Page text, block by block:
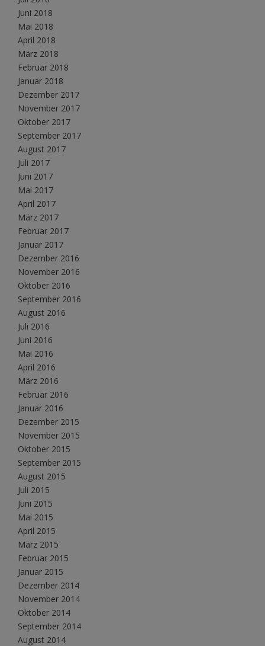
Juni 2018
Mai 2018
April 2018
März 2018
Februar 2018
Januar 2018
Dezember 2017
November 2017
Oktober 2017
September 2017
August 2017
Juli 2017
Juni 2017
Mai 2017
April 2017
März 2017
Februar 2017
Januar 2017
Dezember 2016
November 2016
Oktober 2016
September 2016
August 2016
Juli 2016
Juni 2016
Mai 2016
April 2016
März 2016
Februar 2016
Januar 2016
Dezember 2015
November 2015
Oktober 2015
September 2015
August 2015
Juli 2015
Juni 2015
Mai 2015
April 2015
März 2015
Februar 2015
Januar 2015
Dezember 2014
November 2014
Oktober 2014
September 2014
August 2014